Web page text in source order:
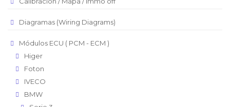
Diagramas (Wiring Diagrams)
Módulos ECU ( PCM - ECM )
Higer
Foton
IVECO
BMW